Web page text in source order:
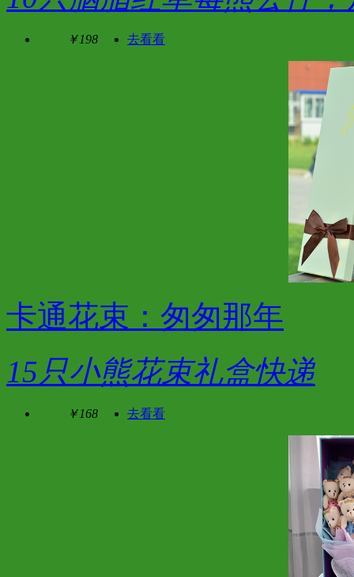
￥198 去看看
卡通花束：匆匆那年
15只小熊花束礼盒快递
￥168 去看看